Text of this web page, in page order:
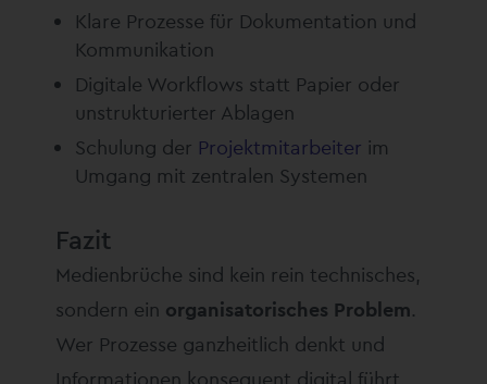
Klare Prozesse für Dokumentation und
Kommunikation
Digitale Workflows statt Papier oder
unstrukturierter Ablagen
Schulung der Projektmitarbeiter im
Umgang mit zentralen Systemen
Fazit
Medienbrüche sind kein rein technisches,
sondern ein organisatorisches Problem.
Wer Prozesse ganzheitlich denkt und